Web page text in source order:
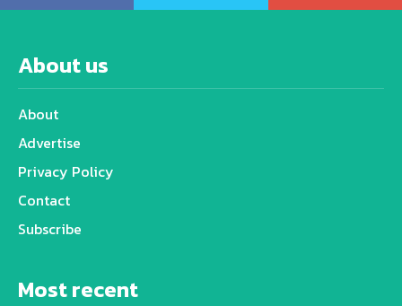
About us
About
Advertise
Privacy Policy
Contact
Subscribe
Most recent